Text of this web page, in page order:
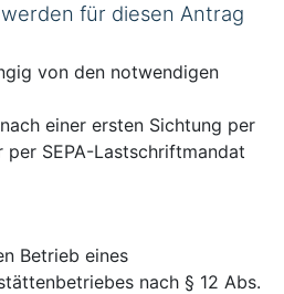
für diesen Antrag
von den notwendigen
einer ersten Sichtung per
per SEPA-Lastschriftmandat
Betrieb eines
nach § 12 Abs.